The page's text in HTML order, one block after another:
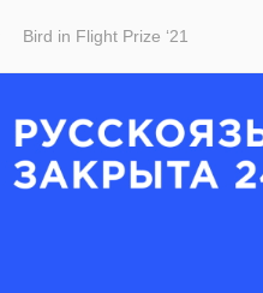
Bird in Flight Prize ‘21